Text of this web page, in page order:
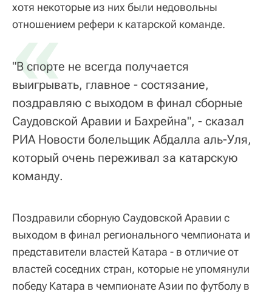
хотя некоторые из них были недовольны
отношением рефери к катарской команде.
«
"В спорте не всегда получается
выигрывать, главное - состязание,
поздравляю с выходом в финал сборные
Саудовской Аравии и Бахрейна", - сказал
РИА Новости болельщик Абдалла аль-Уля,
который очень переживал за катарскую
команду.
Поздравили сборную Саудовской Аравии с
выходом в финал регионального чемпионата и
представители властей Катара - в отличие от
властей соседних стран, которые не упомянули
победу Катара в чемпионате Азии по футболу в